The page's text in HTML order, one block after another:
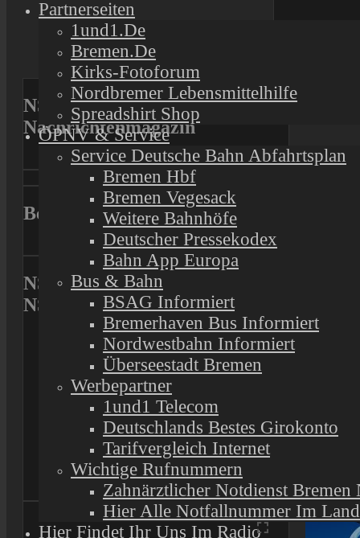
Partnerseiten
1und1.de
Bremen.de
Kirks-Fotoforum
Nordbremer Lebensmittelhilfe
Spreadshirt Shop
ÖPNV & Service
Service Deutsche Bahn Abfahrtsplan
Bremen Hbf
Bremen Vegesack
Weitere Bahnhöfe
Deutscher Pressekodex
Bahn App Europa
Bus & Bahn
BSAG Informiert
Bremerhaven Bus Informiert
Nordwestbahn Informiert
Überseestadt Bremen
Werbepartner
1und1 Telecom
Deutschlands Bestes Girokonto
Tarifvergleich Internet
Wichtige Rufnummern
Zahnärztlicher Notdienst Bremen
Hier Alle Notfallnummer Im
Hier Findet Ihr Uns Im Radio
NSR Stadtradio
Nachrichtenmagazin
Besucht uns
NSR Stadtradio , NSR Radio &
NSR Schlagerradio